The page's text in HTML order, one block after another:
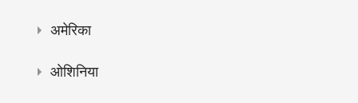
अमेरिका
ओशिनिया